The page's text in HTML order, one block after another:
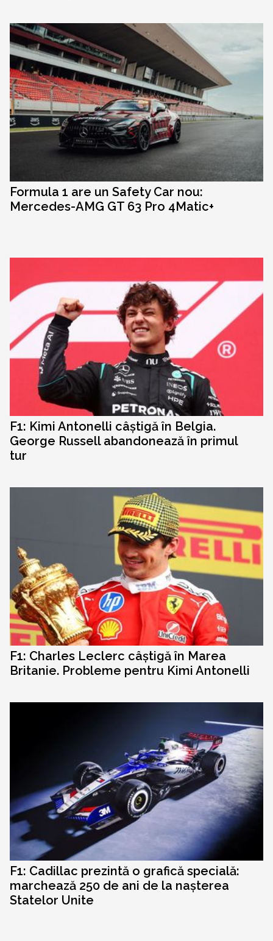
Formula 1 are un Safety Car nou:
Mercedes-AMG GT 63 Pro 4Matic+
F1: Kimi Antonelli câștigă în Belgia.
George Russell abandonează în primul
tur
F1: Charles Leclerc câștigă în Marea
Britanie. Probleme pentru Kimi Antonelli
F1: Cadillac prezintă o grafică specială:
marchează 250 de ani de la nașterea
Statelor Unite